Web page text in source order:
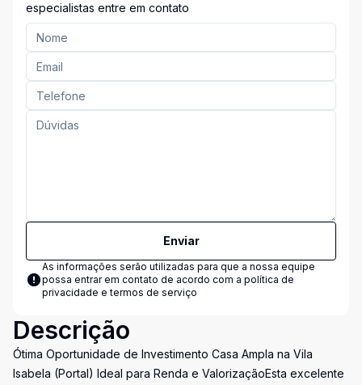
especialistas entre em contato
Enviar
As informações serão utilizadas para que a nossa equipe
possa entrar em contato de acordo com a política de
privacidade e termos de serviço
Descrição
Ótima Oportunidade de Investimento Casa Ampla na Vila
Isabela (Portal) Ideal para Renda e ValorizaçãoEsta excelente